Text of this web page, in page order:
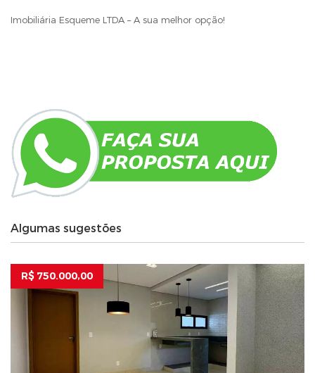
Imobiliária Esqueme LTDA – A sua melhor opção!
Algumas sugestões
R$ 750.000,00